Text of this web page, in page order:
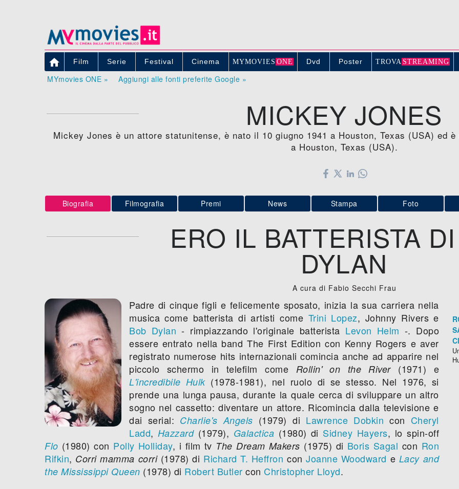
 Film Serie Festival Cinema MYMOVIE S ONE Dvd Poster TROVA STREAMING
MYmovies ONE » Aggiungi alle fonti preferite Google »
MICKEY JONES
Mickey Jones è un attore statunitense, è nato il 10 giugno 1941 a Houston, Texas (USA) ed
a Houston, Texas (USA).
Biografia Filmografia Premi News Stampa Foto
ERO IL BATTERISTA
DYLAN
A cura di Fabio Secchi Frau
Padre di cinque figli e felicemente sposato, inizia la sua carriera nella
musica come batterista di artisti come Trini Lopez, Johnny Rivers e
Bob Dylan - rimpiazzando l'originale batterista Levon Helm -. Dopo
essere entrato nella band The First Edition con Kenny Rogers e aver
registrato numerose hits internazionali comincia anche ad apparire nel
piccolo schermo in telefilm come Rollin' on the River(1971) e
L'incredibile Hulk(1978-1981), nel ruolo di se stesso. Nel 1976, si
prende una lunga pausa, durante la quale cerca di sviluppare un altro
sogno nel cassetto: diventare un attore. Ricomincia dalla televisione e
dai serial: Charlie's Angels (1979) di Lawrence Dobkin con Cheryl
Ladd, Hazzard(1979), Galactica (1980) di Sidney Hayers, lo spin-off
Flo (1980) con Polly Holliday, i film tv The Dream Makers (1975) di Boris Sagal con Ron
Rifkin, Corri mamma corri(1978) di Richard T. Heffron conJoanne Woodward e Lacy and
the Mississippi Queen (1978) di Robert Butler con Christopher Lloyd.